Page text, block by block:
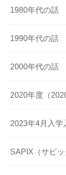
1980年代の話
1990年代の話
2000年代の話
2020年度（
2023年4月入学
SAPIX（サピ